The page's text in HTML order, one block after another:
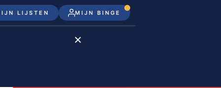
LIJSTEN MIJN BINGE
Disney+